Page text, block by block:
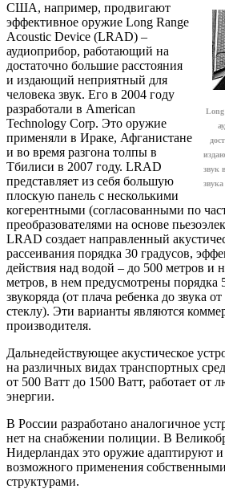
Long
звук
США, например, продвигают
эффективное оружие Long Range
Acoustic Device (LRAD) –
аудиоприбор, работающий на
достаточно большие расстояния
и издающий неприятный для
человека звук. Его в 2004 году
разработали в American
Technology Corp. Это оружие
применяли в Ираке, Афганистане
и во время разгона толпы в
Тбилиси в 2007 году. LRAD
представляет из себя большую
плоскую панель с несколькими
когерентными (согласованными по
преобразователями на основе
LRAD создает направленный
рассеивания порядка 30 градусов,
действия над водой – до 500 метров и
метров, в нем предусмотрены порядка
звукоряда (от плача ребенка до звука
стеклу). Эти варианты являются
производителя.
Дальнедействующее акустическое
на различных видах транспортных
от 500 Ватт до 1500 Ватт, работает от
энергии.
В России разработано аналогичное
нет на снабжении полиции. В
Нидерландах это оружие адаптируют
возможного применения
структурами.